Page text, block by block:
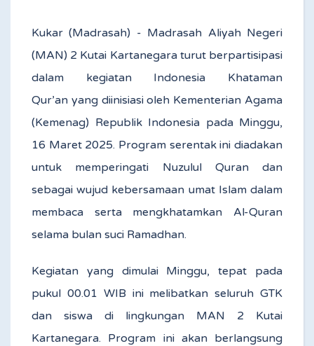
Kukar (Madrasah) - Madrasah Aliyah Negeri
(MAN) 2 Kutai Kartanegara turut berpartisipasi
dalam kegiatan Indonesia Khataman
Qur’an yang diinisiasi oleh Kementerian Agama
(Kemenag) Republik Indonesia pada Minggu,
16 Maret 2025. Program serentak ini diadakan
untuk memperingati Nuzulul Quran dan
sebagai wujud kebersamaan umat Islam dalam
membaca serta mengkhatamkan Al-Quran
selama bulan suci Ramadhan.
Kegiatan yang dimulai Minggu, tepat pada
pukul 00.01 WIB ini melibatkan seluruh GTK
dan siswa di lingkungan MAN 2 Kutai
Kartanegara. Program ini akan berlangsung